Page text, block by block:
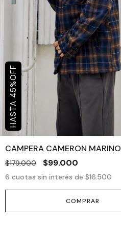
45
%
OFF
CAMPERA CAMERON MARINO
$179.000 $99.000
6 cuotas sin interés de $16.500
COMPRAR